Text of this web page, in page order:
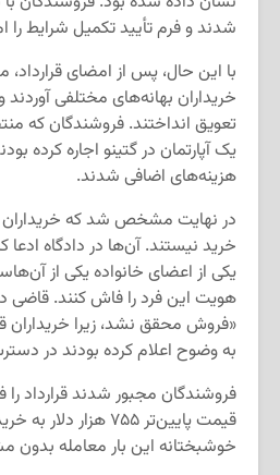
شدند و فرم تأیید تکمیل شرایط را
با این حال، پس از امضای
خریداران بهانه‌های مختلفی
تعویق انداختند. فروشندگان که
یک آپارتمان در گتینو اجاره کرده
هزینه‌های اضافی شدند.
در نهایت مشخص شد که خریداران
خرید نیستند. آن‌ها در دادگاه ادعا
یکی از اعضای خانواده یکی از
هویت این فرد را فاش کنند. قاضی
«فروش محقق نشد، زیرا خریداران
به وضوح اعلام کرده بودند در
فروشندگان مجبور شدند قرارداد را
قیمت پایین‌تر ۷۵۵ هزار
خوشبختانه این بار معامله